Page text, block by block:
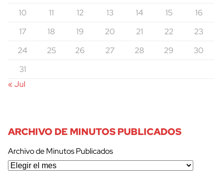
10
11 12 13 14 15
16
17
18 19 20 21 22
23
24
25 26 27 28 29
30
31
« Jul
ARCHIVO DE MINUTOS PUBLICADOS
Archivo de Minutos Publicados